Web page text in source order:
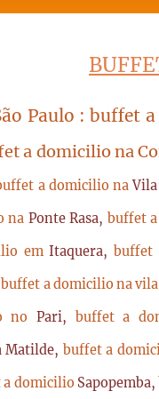
Paulo : buffet
a domicilio na
a domicilio na
na Ponte Rasa, buffet
emItaquera,buffet
buffet a domicilio na
noPari, buffet a
Matilde, buffet a
domicilio Sapopemba,